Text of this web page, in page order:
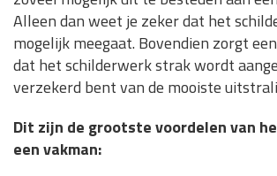
Alleen dan weet je zeker dat het
mogelijk meegaat. Bovendien zorgt
dat het schilderwerk strak wordt
verzekerd bent van de mooiste
Dit zijn de grootste voordelen van
een vakman: